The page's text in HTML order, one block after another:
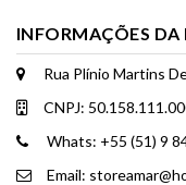
INFORMAÇÕES DA
Rua Plínio Martins
CNPJ:
Whats: +55 (51) 9
Email: